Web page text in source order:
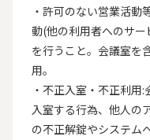
・許可のない営業活動
動(他の利用者へのサ
を行うこと。会議室を
用。
・不正入室・不正利用
入室する行為、他人の
の不正解錠やシステム